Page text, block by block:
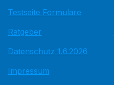
Testseite Formulare
Ratgeber
Datenschutz 1.6.2026
Impressum